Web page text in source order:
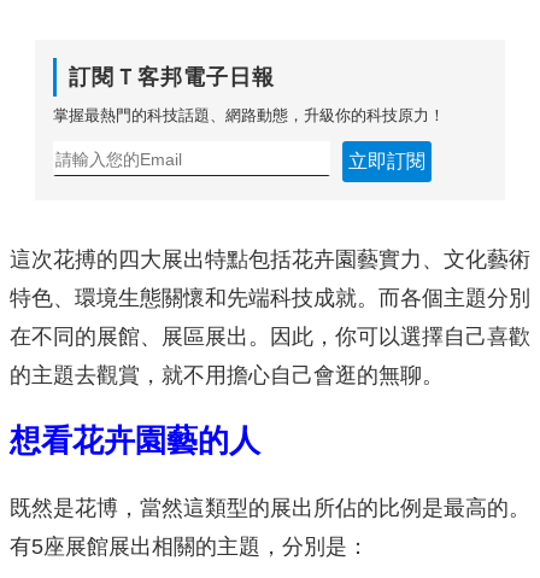
訂閱Ｔ客邦電子日報
掌握最熱門的科技話題、網路動態，升級你的科技原力！
立即訂閱
這次花搏的四大展出特點包括花卉園藝實力、文化藝術
特色、環境生態關懷和先端科技成就。而各個主題分別
在不同的展館、展區展出。因此，你可以選擇自己喜歡
的主題去觀賞，就不用擔心自己會逛的無聊。
想看花卉園藝的人
既然是花博，當然這類型的展出所佔的比例是最高的。
有5座展館展出相關的主題，分別是：